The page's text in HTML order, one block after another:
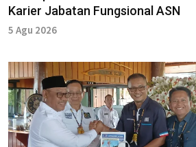
Karier Jabatan Fungsional ASN
5 Agu 2026